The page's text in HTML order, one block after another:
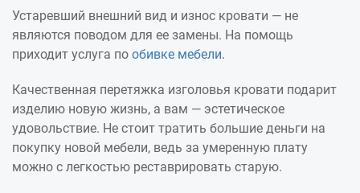
Устаревший внешний вид и износ кровати — не
являются поводом для ее замены. На помощь
приходит услуга по обивке мебели.
Качественная перетяжка изголовья кровати подарит
изделию новую жизнь, а вам — эстетическое
удовольствие. Не стоит тратить большие деньги на
покупку новой мебели, ведь за умеренную плату
можно с легкостью реставрировать старую.